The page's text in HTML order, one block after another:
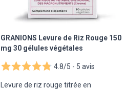
GRANIONS Levure de Riz Rouge 150
mg 30 gélules végétales
4.8/5 - 5 avis
Levure de riz rouge titrée en